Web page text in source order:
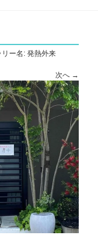
リー名: 発熱外来
次へ →